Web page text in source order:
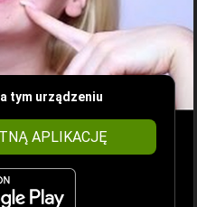
tym urządzeniu
APLIKACJĘ